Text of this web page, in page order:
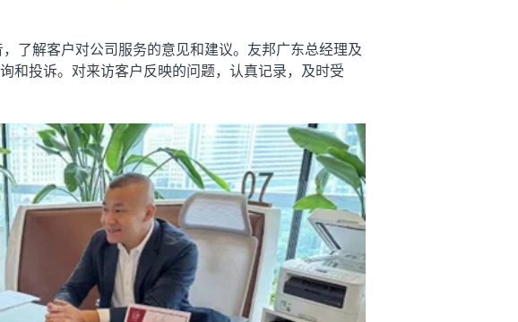
解客户对公司服务的意见和建议。友邦广东总经理及
和投诉。对来访客户反映的问题，认真记录，及时受